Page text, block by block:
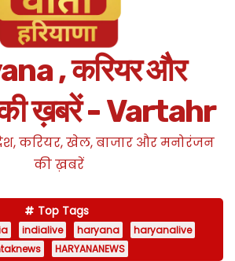
, करियर और
ख़बरें - Vartahr
करियर, खेल, बाजार और मनोरंजन
की ख़बरें
Top Tags
indialive haryana
haryanalive
HARYANANEWS